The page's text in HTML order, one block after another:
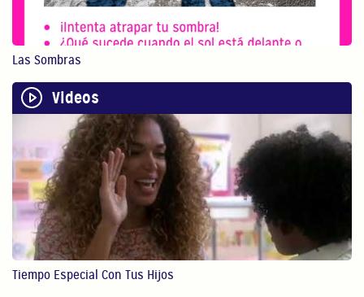
1:13
El juego físico con ...
1:12
Hacer Arte Puede Beneficiar A Tu
Hacer arte con nuest...
4:28
STEM
En este video, Gaby ...
Lectura
Las Sombras
Videos
Tiempo Especial Con Tus Hijos